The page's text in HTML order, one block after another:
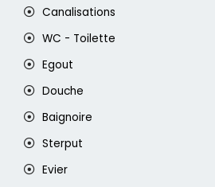
Canalisations
WC - Toilette
Egout
Douche
Baignoire
Sterput
Evier